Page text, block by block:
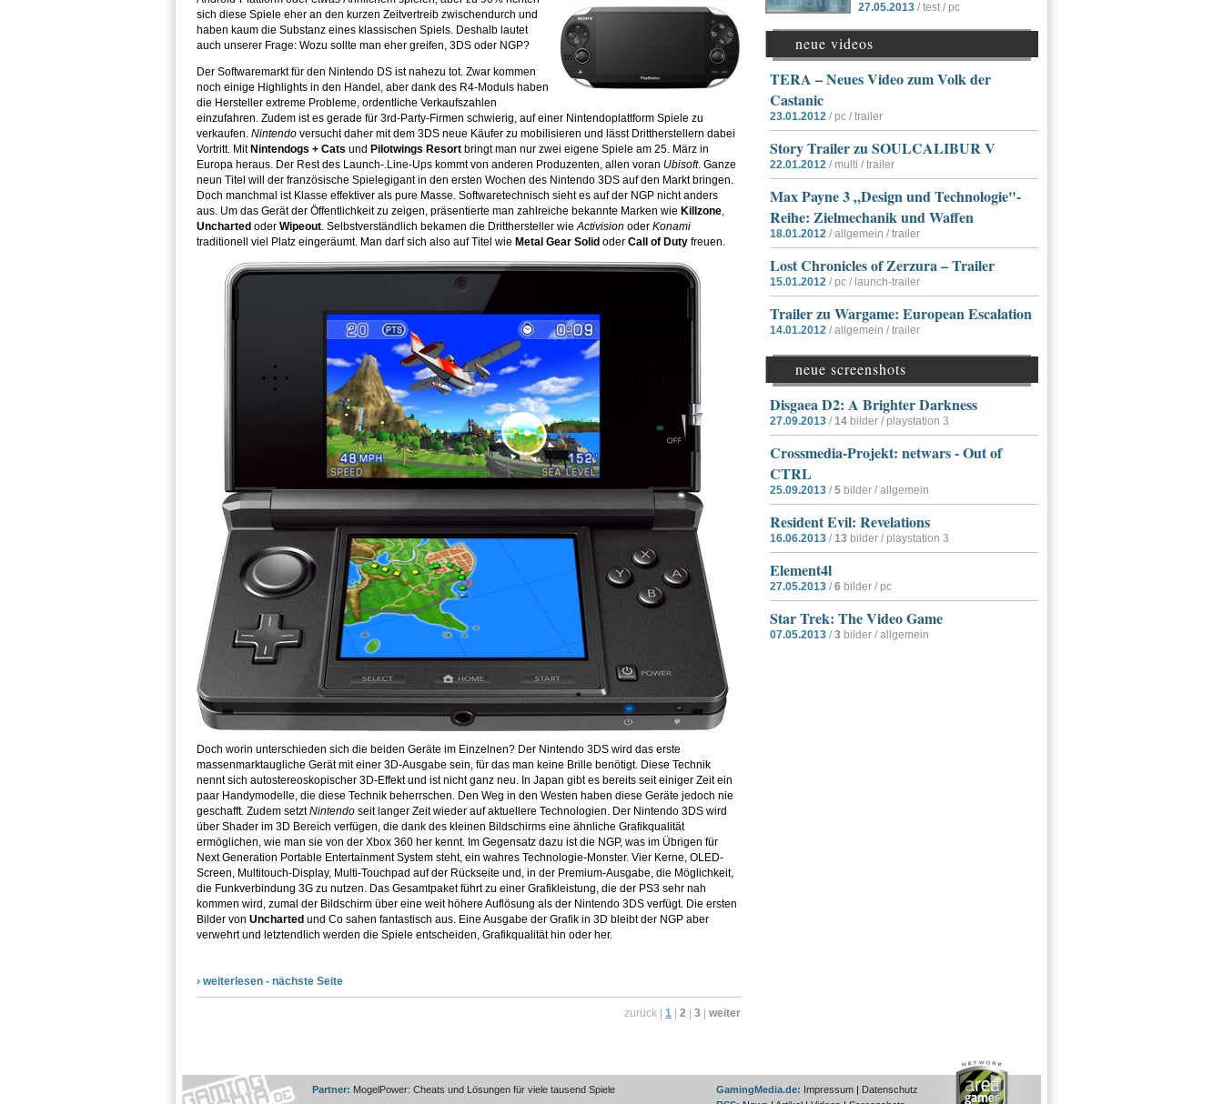
sich diese Spiele eher an den kurzen Zeitvertreib zwischendurch und
haben kaum die Substanz eines klassischen Spiels. Deshalb lautet
auch unserer Frage: Wozu sollte man eher greifen, 3DS oder NGP?
Der Softwaremarkt für den Nintendo DS ist nahezu tot. Zwar kommen
noch einige Highlights in den Handel, aber dank des R4-Moduls haben
die Hersteller extreme Probleme, ordentliche Verkaufszahlen
einzufahren. Zudem ist es gerade für 3rd-Party-Firmen schwierig, auf einer Nintendoplattform Spiele zu
verkaufen. Nintendo versucht daher mit dem 3DS neue Käufer zu mobilisieren und lässt Drittherstellern dabei
Vortritt. Mit Nintendogs + Cats und Pilotwings Resort bringt man nur zwei eigene Spiele am 25. März in
Europa heraus. Der Rest des Launch-.Line-Ups kommt von anderen Produzenten, allen voran Ubisoft. Ganze
neun Titel will der französische Spielegigant in den ersten Wochen des Nintendo 3DS auf den Markt bringen.
Doch manchmal ist Klasse effektiver als pure Masse. Softwaretechnisch sieht es auf der NGP nicht anders
aus. Um das Gerät der Öffentlichkeit zu zeigen, präsentierte man zahlreiche bekannte Marken wie Killzone,
Uncharted oder Wipeout. Selbstverständlich bekamen die Dritthersteller wieActivision oder Konami
traditionell viel Platz eingeräumt. Man darf sich also auf Titel wie Metal Gear Solid oder Call of Duty freuen.
Doch worin unterschieden sich die beiden Geräte im Einzelnen? Der Nintendo 3DS wird das erste
massenmarktaugliche Gerät mit einer 3D-Ausgabe sein, für das man keine Brille benötigt. Diese Technik
nennt sich autostereoskopischer 3D-Effekt und ist nicht ganz neu. In Japan gibt es bereits seit einiger Zeit ein
paar Handymodelle, die diese Technik beherrschen. Den Weg in den Westen haben diese Geräte jedoch nie
geschafft. Zudem setztNintendo seit langer Zeit wieder auf aktuellere Technologien. Der Nintendo 3DS wird
über Shader im 3D Bereich verfügen, die dank des kleinen Bildschirms eine ähnliche Grafikqualität
ermöglichen, wie man sie von der Xbox 360 her kennt. Im Gegensatz dazu ist die NGP, was im Übrigen für
Next Generation Portable Entertainment System steht, ein wahres Technologie-Monster. Vier Kerne, OLED-
Screen, Multitouch-Display, Multi-Touchpad auf der Rückseite und, in der Premium-Ausgabe, die Möglichkeit,
die Funkverbindung 3G zu nutzen. Das Gesamtpaket führt zu einer Grafikleistung, die der PS3 sehr nah
kommen wird, zumal der Bildschirm über eine weit höhere Auflösung als der Nintendo 3DS verfügt. Die ersten
Bilder von Uncharted und Co sahen fantastisch aus. Eine Ausgabe der Grafik in 3D bleibt der NGP aber
verwehrt und letztendlich werden die Spiele entscheiden, Grafikqualität hin oder her.
› weiterlesen - nächste Seite
zurück | 1 2 3 weiter
27.05.2013 / test / pc
neue videos
TERA – Neues Video zum Volk der
Castanic
23.01.2012 / pc / trailer
Story Trailer zu SOULCALIBUR V
22.01.2012 / multi / trailer
Max Payne 3 „Design und Technologie"-
Reihe: Zielmechanik und Waffen
18.01.2012 / allgemein / trailer
Lost Chronicles of Zerzura – Trailer
15.01.2012 / pc / launch-trailer
Trailer zu Wargame: European Escalation
14.01.2012 / allgemein / trailer
neue screenshots
Disgaea D2: A Brighter Darkness
27.09.2013 / 14 bilder / playstation 3
Crossmedia-Projekt: netwars - Out of
CTRL
25.09.2013 / 5 bilder / allgemein
Resident Evil: Revelations
16.06.2013 / 13 bilder / playstation 3
Element4l
27.05.2013 / 6 bilder / pc
Star Trek: The Video Game
07.05.2013 / 3 bilder / allgemein
Partner: MogelPower: Cheats und Lösungen für viele tausend Spiele GamingMedia.de: Impressum | Datenschutz